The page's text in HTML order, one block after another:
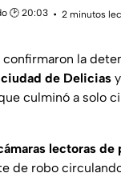
🕑 20:03
2 minutos
confirmaron la
de Delicias
culminó a solo
lectoras de
de robo